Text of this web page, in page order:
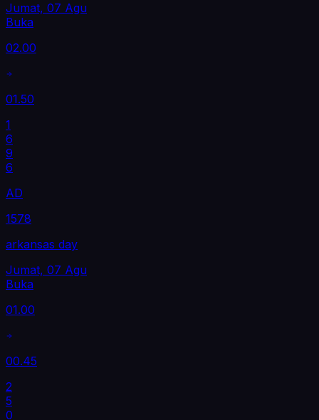
Jumat, 07 Agu
Buka
02.00
01.50
1
6
9
6
AD
1578
arkansas day
Jumat, 07 Agu
Buka
01.00
00.45
2
5
0